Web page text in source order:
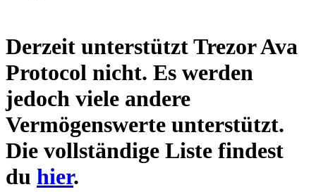
Derzeit unterstützt TrezorAva
Protocol nicht. Es werden
jedoch viele andere
Vermögenswerte unterstützt.
Die vollständige Liste findest
du hier.